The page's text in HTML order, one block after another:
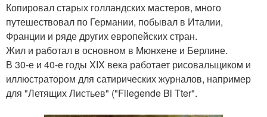
Копировал старых голландских мастеров, много
путешествовал по Германии, побывал в Италии,
Франции и ряде других европейских стран.
Жил и работал в основном в Мюнхене и Берлине.
В 30-е и 40-е годы XIX века работает рисовальщиком и
иллюстратором для сатирических журналов, например
для "Летящих Листьев" ("Fliegende Bl Tter".